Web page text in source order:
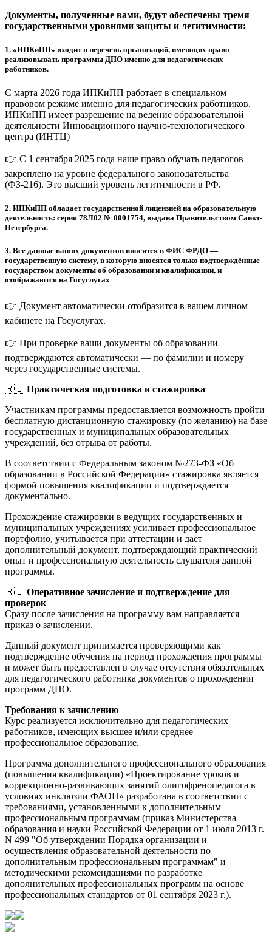
Документы, полученные вами, будут обеспечены тремя
государственными уровнями защиты и легитимности:
1. «ИПКиПП» входит в перечень организаций, имеющих право
реализовывать программы ДПО именно для педагогических
работников.
С марта 2026 года ИПКиПП работает в специальном
правовом режиме именно для педагогических работников.
ИПКиПП имеет разрешение на ведение образовательной
деятельности Инновационного научно-технологического
центра (ИНТЦ)
👉 С 1 сентября 2025 года наше право обучать педагогов
закреплено на уровне федерального законодательства
(ФЗ-216). Это высший уровень легитимности в РФ.
2. ИПКиПП обладает государственной лицензией на образовательную
деятельность: серия 78Л02 № 0001754, выдана Правительством Санкт-
Петербурга.
3. Все данные ваших документов вносятся в ФИС ФРДО —
государственную систему, в которую вносятся только подтверждённые
государством документы об образовании и квалификации, и
отображаются на Госуслугах
👉 Документ автоматически отобразится в вашем личном
кабинете на Госуслугах.
👉 При проверке ваши документы об образовании
подтверждаются автоматически — по фамилии и номеру
через государственные системы.
🇷🇺 Практическая подготовка и стажировка
Участникам программы предоставляется возможность пройти
бесплатную дистанционную стажировку (по желанию) на базе
государственных и муниципальных образовательных
учреждений, без отрыва от работы.
В соответствии с Федеральным законом №273-ФЗ «Об
образовании в Российской Федерации» стажировка является
формой повышения квалификации и подтверждается
документально.
Прохождение стажировки в ведущих государственных и
муниципальных учреждениях усиливает профессиональное
портфолио, учитывается при аттестации и даёт
дополнительный документ, подтверждающий практический
опыт и профессиональную деятельность слушателя данной
программы.
🇷🇺 Оперативное зачисление и подтверждение для
проверок
Сразу после зачисления на программу вам направляется
приказ о зачислении.
Данный документ принимается проверяющими как
подтверждение обучения на период прохождения программы
и может быть предоставлен в случае отсутствия обязательных
для педагогического работника документов о прохождении
программ ДПО.
Требования к зачислению
Курс реализуется исключительно для педагогических
работников, имеющих высшее и/или среднее
профессиональное образование.
Программа дополнительного профессионального образования
(повышения квалификации) «Проектирование уроков и
коррекционно-развивающих занятий олигофренопедагога в
условиях инклюзии ФАОП» разработана в соответствии с
требованиями, установленными к дополнительным
профессиональным программам (приказ Министерства
образования и науки Российской Федерации от 1 июля 2013 г.
N 499 "Об утверждении Порядка организации и
осуществления образовательной деятельности по
дополнительным профессиональным программам" и
методическими рекомендациями по разработке
дополнительных профессиональных программ на основе
профессиональных стандартов от 01 сентября 2023 г.).